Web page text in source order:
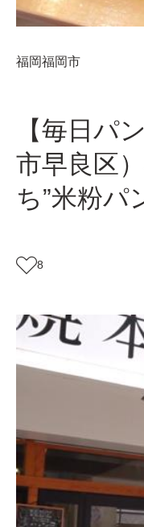
福岡福岡市
【毎日パ
市早良区
ち”米粉パ
8